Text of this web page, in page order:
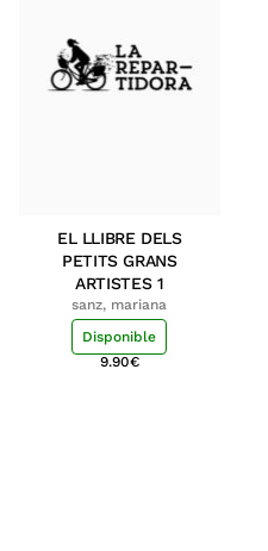
EL LLIBRE DELS
PETITS GRANS
ARTISTES 1
sanz, mariana
Disponible
9.90€